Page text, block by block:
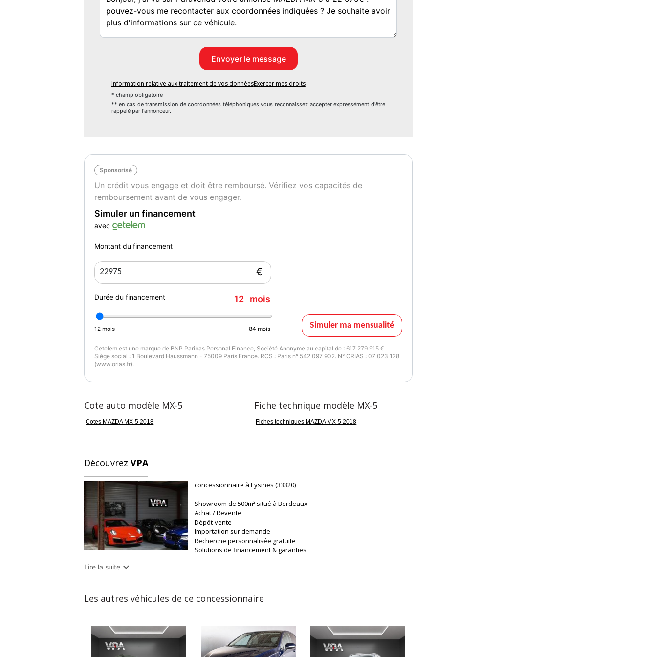
• Kilométrage : 14 743 km
Devis sur simple demande. Livraison possible sous 15 jours par camion ou en 48h avec chauffeur privé.
Options et équipements :
• Caméra de recul
• Sièges sport chauffants en cuir noir
• Volant sport multifonction gainé cuir
• Suspension sport
• Apple CarPlay
• Régulateur et limiteur de vitesse
• Assistance angle mort et maintien de voie
• Allumage automatique des feux et essuie-glace
• Système audio avec port USB et Bluetooth
• Accès et démarrage sans clé
• Capteur de pression des pneus
• Aide au démarrage en côte
• ESP, ABS, contrôle de traction
• Kit anti-crevaison
• Véhicule non-fumeur
Information relative aux traitement de vos donnéesExercer mes droits
* champ obligatoire
** en cas de transmission de coordonnées téléphoniques vous reconnaissez accepter expressément d'être
rappelé par l'annonceur.
Sponsorisé
Un crédit vous engage et doit être remboursé. Vérifiez vos capacités de
remboursement avant de vous engager.
Simuler un financement
avec
Montant du financement
€
Durée du financement 12 mois
12 mois 84 mois Simuler ma mensualité
Cetelem est une marque de BNP Paribas Personal Finance, Société Anonyme au capital de : 617 279 915 €.
Siège social : 1 Boulevard Haussmann - 75009 Paris France. RCS : Paris n° 542 097 902. N° ORIAS : 07 023 128
(www.orias.fr).
Cote auto modèle MX-5
Cotes MAZDA MX-5 2018
Fiche technique modèle MX-5
Fiches techniques MAZDA MX-5 2018
Découvrez VPA
concessionnaire à Eysines (33320)
Showroom de 500m² situé à Bordeaux
Achat / Revente
Dépôt-vente
Importation sur demande
Recherche personnalisée gratuite
Solutions de financement & garanties
Trouvez le véhicule qui vous correspond, en toute sérénité.
Particuliers & professionnels, profitez d'un accompagnement sur-
Lire la suite 
Les autres véhicules de ce concessionnaire